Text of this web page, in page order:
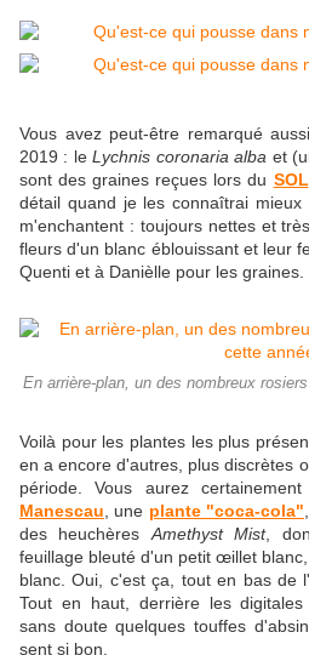
Vous avez peut-être remarqué
2019 : leLychnis coronaria alba et
sont des graines reçues lors du SOL
détail quand je les connaîtrai
m'enchantent : toujours nettes et
fleurs d'un blanc éblouissant et leur
Quenti et à Danièlle pour les graines.
En arrière-plan, un des nombreux
Voilà pour les plantes les plus
en a encore d'autres, plus discrètes
période. Vous aurez
Manescau , une plante "coca-cola"
des heuchères Amethyst Mist,
feuillage bleuté d'un petit œillet
blanc. Oui, c'est ça, tout en bas de
Tout en haut, derrière les
sans doute quelques touffes
sent si bon.